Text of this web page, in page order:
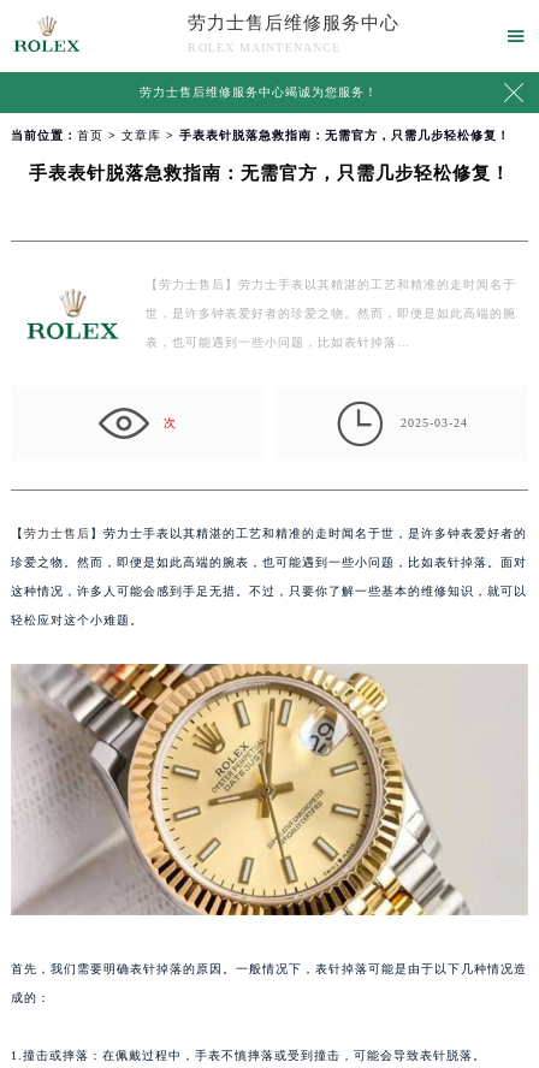
劳力士售后维修服务中心
ROLEX MAINTENANCE

劳力士售后维修服务中心竭诚为您服务！ 
当前位置： 首页 > 文章库 > 手表表针脱落急救指南：无需官方，只需几步轻松修复！
手表表针脱落急救指南：无需官方，只需几步轻松修复！
【劳力士售后】劳力士手表以其精湛的工艺和精准的走时闻名于
世，是许多钟表爱好者的珍爱之物。然而，即便是如此高端的腕
表，也可能遇到一些小问题，比如表针掉落…
次  2025-03-24
【劳力士售后】劳力士手表以其精湛的工艺和精准的走时闻名于世，是许多钟表爱好者的
珍爱之物。然而，即便是如此高端的腕表，也可能遇到一些小问题，比如表针掉落。面对
这种情况，许多人可能会感到手足无措。不过，只要你了解一些基本的维修知识，就可以
轻松应对这个小难题。
首先，我们需要明确表针掉落的原因。一般情况下，表针掉落可能是由于以下几种情况造
成的：
1.撞击或摔落：在佩戴过程中，手表不慎摔落或受到撞击，可能会导致表针脱落。